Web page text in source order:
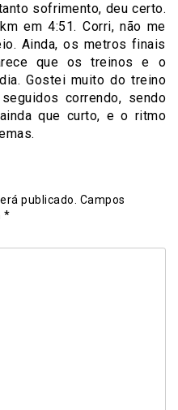
sofrimento, deu certo.
em 4:51. Corri, não me
Ainda, os metros finais
que os treinos e o
Gostei muito do treino
correndo, sendo
que curto, e o ritmo
publicado. Campos
*